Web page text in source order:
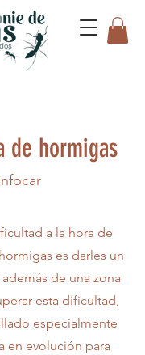
de hormigas
a la hora de
es darles un
de una zona
esta dificultad,
especialmente
en evolución para